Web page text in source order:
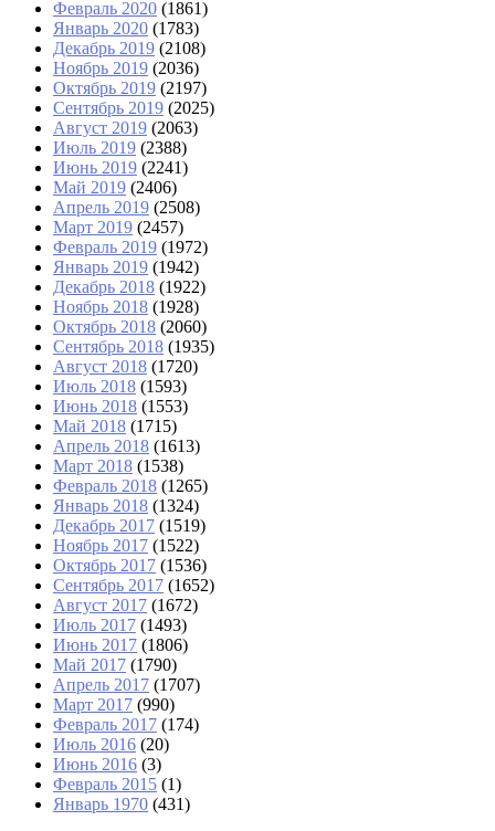
Февраль 2020 (1861)
Январь 2020 (1783)
Декабрь 2019 (2108)
Ноябрь 2019 (2036)
Октябрь 2019 (2197)
Сентябрь 2019 (2025)
Август 2019 (2063)
Июль 2019 (2388)
Июнь 2019 (2241)
Май 2019 (2406)
Апрель 2019 (2508)
Март 2019 (2457)
Февраль 2019 (1972)
Январь 2019 (1942)
Декабрь 2018 (1922)
Ноябрь 2018 (1928)
Октябрь 2018 (2060)
Сентябрь 2018 (1935)
Август 2018 (1720)
Июль 2018 (1593)
Июнь 2018 (1553)
Май 2018 (1715)
Апрель 2018 (1613)
Март 2018 (1538)
Февраль 2018 (1265)
Январь 2018 (1324)
Декабрь 2017 (1519)
Ноябрь 2017 (1522)
Октябрь 2017 (1536)
Сентябрь 2017 (1652)
Август 2017 (1672)
Июль 2017 (1493)
Июнь 2017 (1806)
Май 2017 (1790)
Апрель 2017 (1707)
Март 2017 (990)
Февраль 2017 (174)
Июль 2016 (20)
Июнь 2016 (3)
Февраль 2015 (1)
Январь 1970 (431)